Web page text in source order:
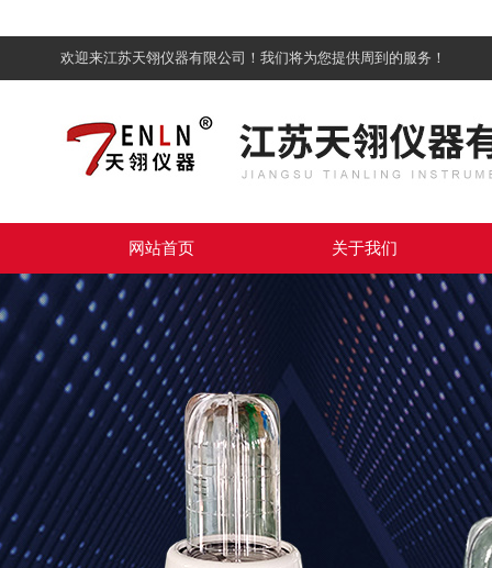
欢迎来江苏天翎仪器有限公司！我们将为您提供周到的服务！
网站首页 关于我们